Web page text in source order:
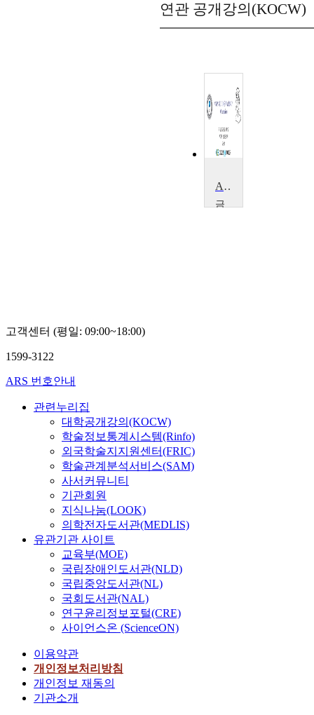
연관 공개강의(KOCW)
ANSYS로 기계공학 섭렵하기
금
고객센터 (평일: 09:00~18:00)
1599-3122
ARS 번호안내
관련누리집
대학공개강의(KOCW)
학술정보통계시스템(Rinfo)
외국학술지지원센터(FRIC)
학술관계분석서비스(SAM)
사서커뮤니티
기관회원
지식나눔(LOOK)
의학전자도서관(MEDLIS)
유관기관 사이트
교육부(MOE)
국립장애인도서관(NLD)
국립중앙도서관(NL)
국회도서관(NAL)
연구윤리정보포털(CRE)
사이언스온 (ScienceON)
이용약관
개인정보처리방침
개인정보 재동의
기관소개